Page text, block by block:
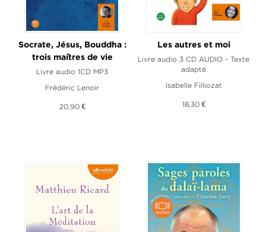
Socrate, Jésus, Bouddha :
trois maîtres de vie
Livre audio 1CD MP3
Frédéric Lenoir
20,90 €
Les autres et moi
Livre audio 3 CD AUDIO - Texte
adapté
Isabelle Filliozat
18,30 €